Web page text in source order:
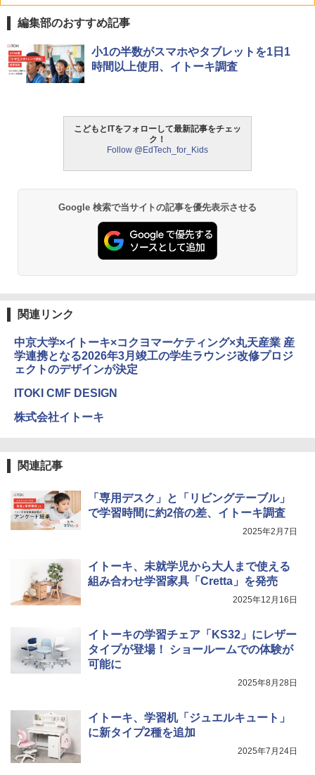
￥1,499
1
ThinkFun ボードゲーム 「サーキット・
メイズ」 配線回路をプログラミングする
日本語説明書付 8歳~ 76341 誕生日 クリ
￥1,980
物理実験モデル楽器電磁気教材を教える
Galtonplatteの物理的な機器
4
エンジニアリングキット小さなカート -
クリエイティブトイビルド、シンプルな
メカニックキット|子供向けの可動部品、
ホリデープロジェクト、ギフトイベン
ト、誕生日の楽しみ、イースターディス
5 Fernrohr:実験用キャビネット
編集部のおすすめ記事
小1の半数がスマホやタブレットを1日1
時間以上使用、イトーキ調査
こどもとITをフォローして最新記事をチェッ
ク！
Follow @EdTech_for_Kids
Google 検索で当サイトの記事を優先表示させる
関連リンク
中京大学×イトーキ×コクヨマーケティング×丸天産業 産
学連携となる2026年3月竣工の学生ラウンジ改修プロジ
ェクトのデザインが決定
ITOKI CMF DESIGN
株式会社イトーキ
関連記事
「専用デスク」と「リビングテーブル」
で学習時間に約2倍の差、イトーキ調査
2025年2月7日
イトーキ、未就学児から大人まで使える
組み合わせ学習家具「Cretta」を発売
2025年12月16日
イトーキの学習チェア「KS32」にレザー
タイプが登場！ ショールームでの体験が
可能に
2025年8月28日
イトーキ、学習机「ジュエルキュート」
に新タイプ2種を追加
2025年7月24日